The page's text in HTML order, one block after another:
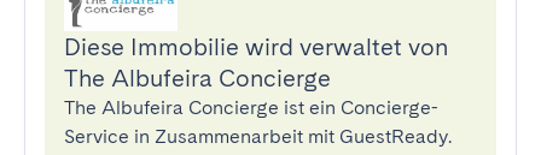
Diese Immobilie wird verwaltet von
The Albufeira Concierge
The Albufeira Concierge ist ein Concierge-
Service in Zusammenarbeit mit GuestReady.